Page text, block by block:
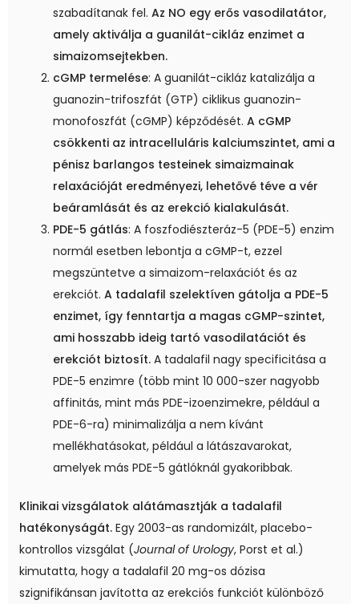
szabadítanak fel. Az NO egy erős vasodilatátor,
amely aktiválja a guanilát-cikláz enzimet a
simaizomsejtekben.
cGMP termelése: A guanilát-cikláz katalizálja a
guanozin-trifoszfát (GTP) ciklikus guanozin-
monofoszfát (cGMP) képződését. A cGMP
csökkenti az intracelluláris kalciumszintet, ami a
pénisz barlangos testeinek simaizmainak
relaxációját eredményezi, lehetővé téve a vér
beáramlását és az erekció kialakulását.
PDE-5 gátlás: A foszfodiészteráz-5 (PDE-5) enzim
normál esetben lebontja a cGMP-t, ezzel
megszüntetve a simaizom-relaxációt és az
erekciót. A tadalafil szelektíven gátolja a PDE-5
enzimet, így fenntartja a magas cGMP-szintet,
ami hosszabb ideig tartó vasodilatációt és
erekciót biztosít. A tadalafil nagy specificitása a
PDE-5 enzimre (több mint 10 000-szer nagyobb
affinitás, mint más PDE-izoenzimekre, például a
PDE-6-ra) minimalizálja a nem kívánt
mellékhatásokat, például a látászavarokat,
amelyek más PDE-5 gátlóknál gyakoribbak.
Klinikai vizsgálatok alátámasztják a tadalafil
hatékonyságát. Egy 2003-as randomizált, placebo-
kontrollos vizsgálat (Journal of Urology, Porst et al.)
kimutatta, hogy a tadalafil 20 mg-os dózisa
szignifikánsan javította az erekciós funkciót különböző